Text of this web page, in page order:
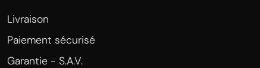
Livraison
Paiement sécurisé
Garantie - S.A.V.